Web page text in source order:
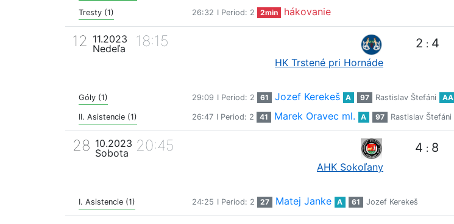
Tresty (1) 26:32 I Period: 2 2min hákovanie
12 11.2023
Nedeľa
18:15
HK Trstené pri Hornáde
2 : 4
Góly (1) 29:09 I Period: 2 61 Jozef Kerekeš A 97 Rastislav Štefáni AA
II. Asistencie (1) 26:47 I Period: 2 41 Marek Oravec ml. A 97 Rastislav Štefáni
28 10.2023
Sobota
20:45
AHK Sokoľany
4 : 8
I. Asistencie (1) 24:25 I Period: 2 27 Matej Janke A 61 Jozef Kerekeš